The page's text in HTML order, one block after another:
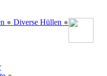
● Diverse Hüllen ●